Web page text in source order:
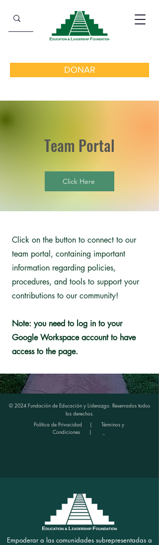
DONAR
Team Portal
Click Here
Click on the button to connect to our
team portal, containing important
information regarding policies,
procedures, and tools to support your
contributions to our community!
Note: you need to log in to your
Google Workspace account to have
access to the page.
© 2024 Fundación de Educación y Liderazgo. Reservados todos
los derechos.
Política de Privacidad
| Términos y
Condiciones | _
Empoderar a las comunidades subrepresentadas a